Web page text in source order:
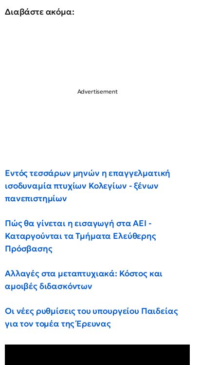
Διαβάστε ακόμα:
Εντός τεσσάρων μηνών η επαγγελματική
ισοδυναμία πτυχίων Κολεγίων - ξένων
πανεπιστημίων
Πώς θα γίνεται η εισαγωγή στα ΑΕΙ -
Καταργούνται τα Τμήματα Ελεύθερης
Πρόσβασης
Αλλαγές στα μεταπτυχιακά: Κόστος και
αμοιβές διδασκόντων
Οι νέες ρυθμίσεις του υπουργείου Παιδείας
για τον τομέα της Έρευνας